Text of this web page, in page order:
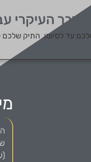
העיקרי
עד לסיומו. התיק